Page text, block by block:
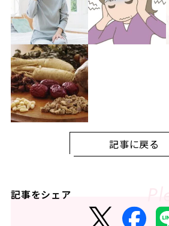
記事に戻る
記事をシェア